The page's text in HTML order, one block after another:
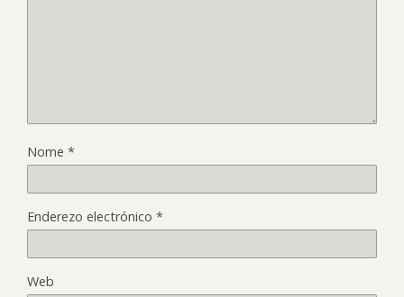
Nome *
Enderezo electrónico *
Web